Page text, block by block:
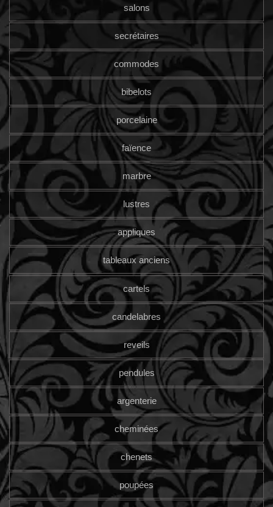
salons
secrétaires
commodes
bibelots
porcelaine
faïence
marbre
lustres
appliques
tableaux anciens
cartels
candelabres
reveils
pendules
argenterie
cheminées
chenets
poupées